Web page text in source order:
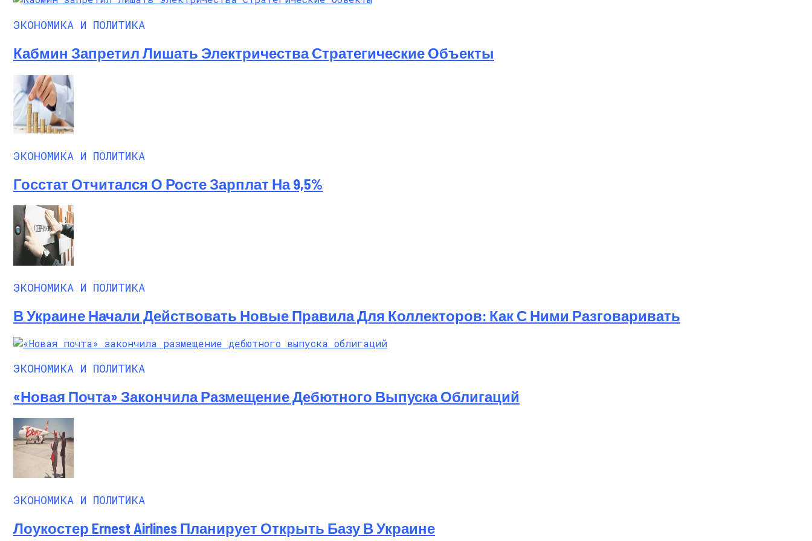
ЭКОНОМИКА И ПОЛИТИКА
Кабмин Запретил Лишать Электричества Стратегические Объекты
ЭКОНОМИКА И ПОЛИТИКА
Госстат Отчитался О Росте Зарплат На 9,5%
ЭКОНОМИКА И ПОЛИТИКА
В Украине Начали Действовать Новые Правила Для Коллекторов: Как С Ними Разговаривать
ЭКОНОМИКА И ПОЛИТИКА
«Новая Почта» Закончила Размещение Дебютного Выпуска Облигаций
ЭКОНОМИКА И ПОЛИТИКА
Лоукостер Ernest Airlines Планирует Открыть Базу В Украине